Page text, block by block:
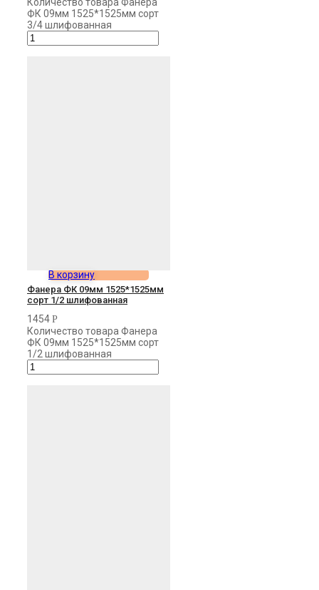
ФК 09мм 1525*1525мм сорт
3/4 шлифованная
В корзину
Фанера ФК 09мм 1525*1525мм
сорт 1/2 шлифованная
1454 Р
Количество товара Фанера
ФК 09мм 1525*1525мм сорт
1/2 шлифованная